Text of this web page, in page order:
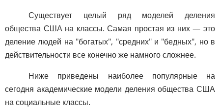
Существует целый ряд моделей деления
общества США на классы. Самая простая из них — это
деление людей на "богатых", "средних" и "бедных", но в
действительности все конечно же намного сложнее.
Ниже приведены наиболее популярные на
сегодня академические модели деления общества США
на социальные классы.